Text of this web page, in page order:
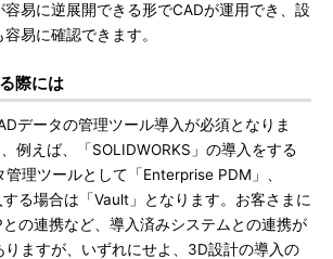
容易に逆展開できる形でCADが運用でき、設
易に確認できます。
際には
データの管理ツール導入が必須となりま
例えば、「SOLIDWORKS」の導入をする
理ツールとして「Enterprise PDM」、
する場合は「Vault」となります。お客さまに
との連携など、導入済みシステムとの連携が
りますが、いずれにせよ、3D設計の導入の